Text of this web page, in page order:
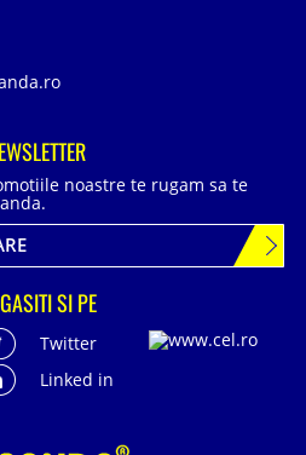
noastre te rugam sa te
SI PE
Twitter
Linked in